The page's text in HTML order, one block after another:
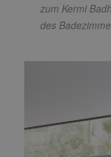
zum Kermi
des